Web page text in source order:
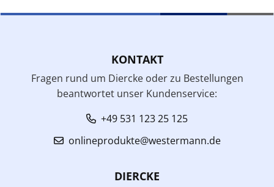
KONTAKT
Fragen rund um Diercke oder zu Bestellungen
beantwortet unser Kundenservice:
+49 531 123 25 125
onlineprodukte@westermann.de
DIERCKE